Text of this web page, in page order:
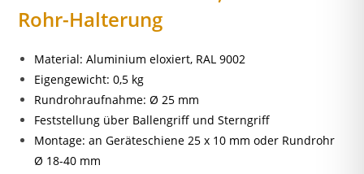
Rohr-Halterung
Material: Aluminium eloxiert, RAL 9002
Eigengewicht: 0,5 kg
Rundrohraufnahme: Ø 25 mm
Feststellung über Ballengriff und Sterngriff
Montage: an Geräteschiene 25 x 10 mm oder Rundrohr
Ø 18-40 mm